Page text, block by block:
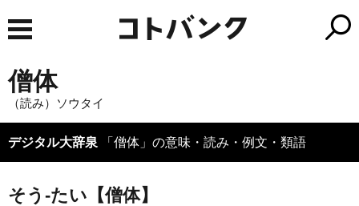
僧体
（読み）ソウタイ
デジタル大辞泉 「僧体」の意味・読み・例文・類語
そう‐たい【僧体】